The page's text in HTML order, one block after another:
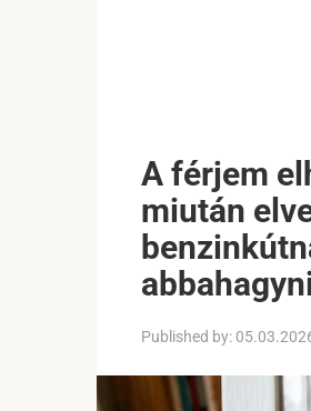
A férjem
miután
Published by: